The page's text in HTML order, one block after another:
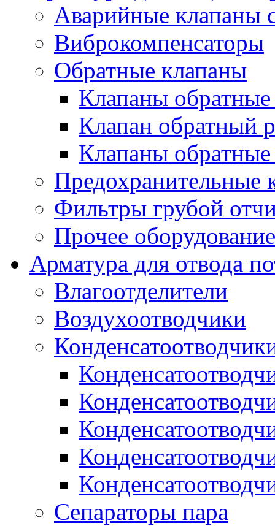
Аварийные клапаны
Виброкомпенсаторы
Обратные клапаны
Клапаны
Клапан обратный
Клапаны
Предохранительные
Фильтры грубой
Прочее оборудование
Арматура для отвода
Влагоотделители
Воздухоотводчики
Сепараторы пара